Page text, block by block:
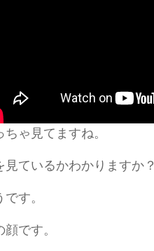
ちゃ見てますね。
見ているかわかりますか？
す。
です。